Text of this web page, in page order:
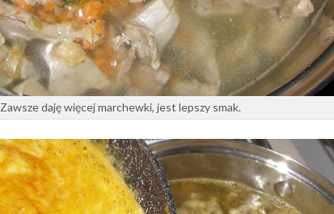
Zawsze daję więcej marchewki, jest lepszy smak.